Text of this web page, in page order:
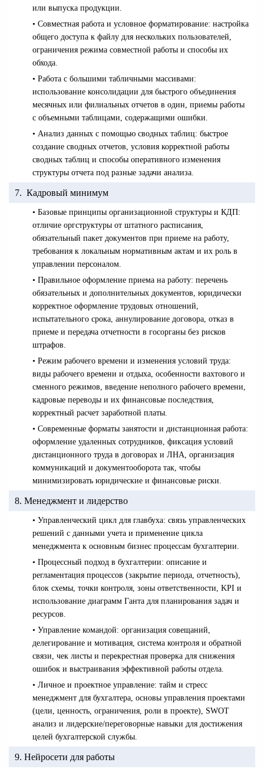
или выпуска продукции.
• Совместная работа и условное форматирование: настройка
общего доступа к файлу для нескольких пользователей,
ограничения режима совместной работы и способы их
обхода.
• Работа с большими табличными массивами:
использование консолидации для быстрого объединения
месячных или филиальных отчетов в один, приемы работы
с объемными таблицами, содержащими ошибки.
• Анализ данных с помощью сводных таблиц: быстрое
создание сводных отчетов, условия корректной работы
сводных таблиц и способы оперативного изменения
структуры отчета под разные задачи анализа.
7. Кадровый минимум
• Базовые принципы организационной структуры и КДП:
отличие оргструктуры от штатного расписания,
обязательный пакет документов при приеме на работу,
требования к локальным нормативным актам и их роль в
управлении персоналом.
• Правильное оформление приема на работу: перечень
обязательных и дополнительных документов, юридически
корректное оформление трудовых отношений,
испытательного срока, аннулирование договора, отказ в
приеме и передача отчетности в госорганы без рисков
штрафов.
• Режим рабочего времени и изменения условий труда:
виды рабочего времени и отдыха, особенности вахтового и
сменного режимов, введение неполного рабочего времени,
кадровые переводы и их финансовые последствия,
корректный расчет заработной платы.
• Современные форматы занятости и дистанционная работа:
оформление удаленных сотрудников, фиксация условий
дистанционного труда в договорах и ЛНА, организация
коммуникаций и документооборота так, чтобы
минимизировать юридические и финансовые риски.
8. Менеджмент и лидерство
• Управленческий цикл для главбуха: связь управленческих
решений с данными учета и применение цикла
менеджмента к основным бизнес процессам бухгалтерии.
• Процессный подход в бухгалтерии: описание и
регламентация процессов (закрытие периода, отчетность),
блок схемы, точки контроля, зоны ответственности, KPI и
использование диаграмм Ганта для планирования задач и
ресурсов.
• Управление командой: организация совещаний,
делегирование и мотивация, система контроля и обратной
связи, чек листы и перекрестная проверка для снижения
ошибок и выстраивания эффективной работы отдела.
• Личное и проектное управление: тайм и стресс
менеджмент для бухгалтера, основы управления проектами
(цели, ценность, ограничения, роли в проекте), SWOT
анализ и лидерские/переговорные навыки для достижения
целей бухгалтерской службы.
9. Нейросети для работы